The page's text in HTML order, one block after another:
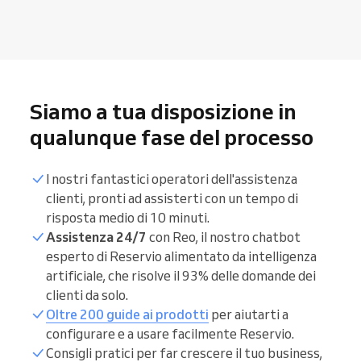
Siamo a tua disposizione in
qualunque fase del processo
I nostri fantastici operatori dell'assistenza
clienti, pronti ad assisterti con un tempo di
risposta medio di 10 minuti.
Assistenza 24/7 con Reo, il nostro chatbot
esperto di Reservio alimentato da intelligenza
artificiale, che risolve il 93% delle domande dei
clienti da solo.
Oltre 200 guide ai prodotti per aiutarti a
configurare e a usare facilmente Reservio.
Consigli pratici per far crescere il tuo business,